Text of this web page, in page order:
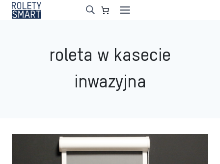
Przejdź
roleta w kasecie
inwazyjna